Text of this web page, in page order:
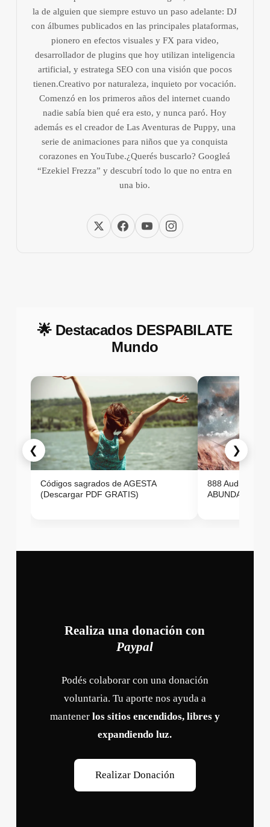
la de alguien que siempre estuvo un paso adelante: DJ
con álbumes publicados en las principales plataformas,
pionero en efectos visuales y FX para video,
desarrollador de plugins que hoy utilizan inteligencia
artificial, y estratega SEO con una visión que pocos
tienen.Creativo por naturaleza, inquieto por vocación.
Comenzó en los primeros años del internet cuando
nadie sabía bien qué era esto, y nunca paró. Hoy
además es el creador de Las Aventuras de Puppy, una
serie de animaciones para niños que ya conquista
corazones en YouTube.¿Querés buscarlo? Googleá
“Ezekiel Frezza” y descubrí todo lo que no entra en
una bio.
🌟 Destacados DESPABILATE
Mundo
❮
Códigos sagrados de AGESTA
(Descargar PDF GRATIS)
888 Audio
ABUNDANCIA
❯
Realiza una donación con
Paypal
Podés colaborar con una donación
voluntaria. Tu aporte nos ayuda a
mantener los sitios encendidos, libres y
expandiendo luz.
Realizar Donación